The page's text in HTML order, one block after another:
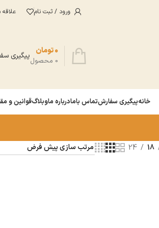
ورود / ثبت نام
0 محصول
0تومان پیگیری
خانهپیگیری سفارشتماس بامادرباره ماوبلاگقوانین و
18
24